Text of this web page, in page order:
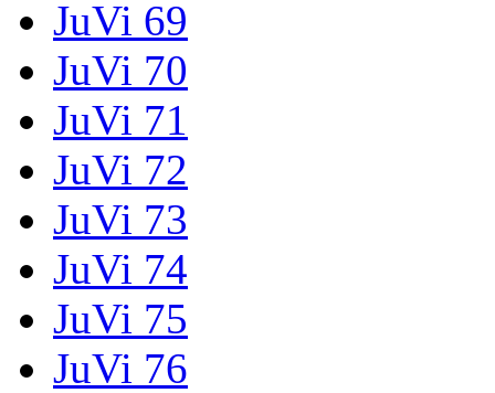
JuVi 69
JuVi 70
JuVi 71
JuVi 72
JuVi 73
JuVi 74
JuVi 75
JuVi 76